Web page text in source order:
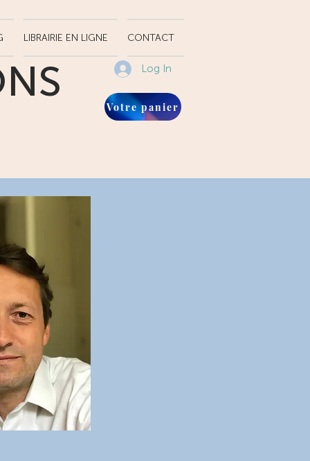
LIBRAIRIE EN LIGNE CONTACT
Log In
Votre panier